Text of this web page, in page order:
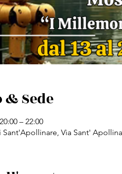
Sede
– 22:00
Sant'Apollinare, Via Sant'